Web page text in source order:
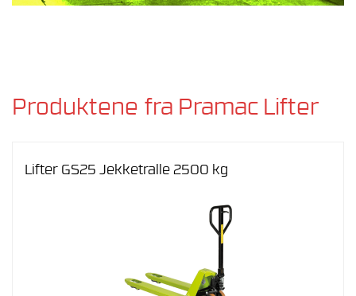
Produktene fra Pramac Lifter
Lifter GS25 Jekketralle 2500 kg